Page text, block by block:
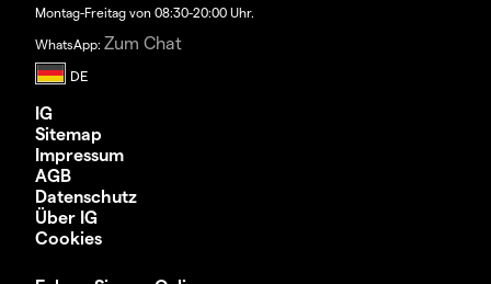
Montag-Freitag von 08:30-20:00 Uhr.
WhatsApp: Zum Chat
IG
Sitemap
Impressum
AGB
Datenschutz
Über IG
Cookies